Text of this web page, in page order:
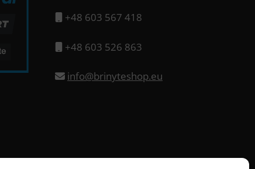
+48 603 567 418
+48 603 526 863
info@brinyteshop.eu